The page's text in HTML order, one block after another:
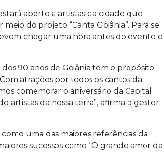
aberto a artistas da cidade que
do projeto “Canta Goiânia”. Para se
chegar uma hora antes do evento e
90 anos de Goiânia tem o propósito
atrações por todos os cantos da
comemorar o aniversário da Capital
artistas da nossa terra”, afirma o gestor.
uma das maiores referências da
sucessos como “O grande amor da